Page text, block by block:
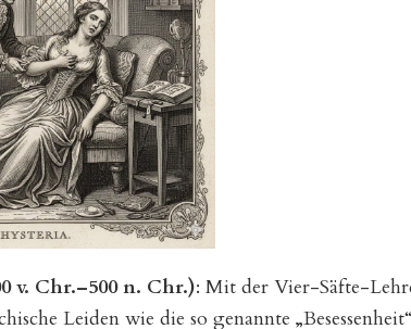
v. Chr.–500 n. Chr.): Mit der Vier-Säfte-
Leiden wie die so genannte